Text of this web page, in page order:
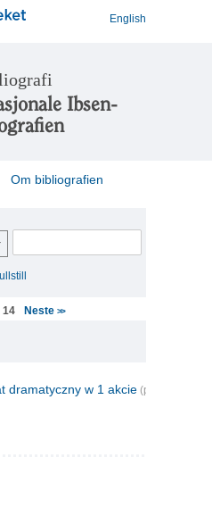
English
Ibsen-
Om bibliografien
14 Neste>>
dramatyczny w 1 akcie (polsk)